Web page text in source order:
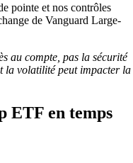
pointe et nos contrôles
de Vanguard Large-
au compte, pas la sécurité
la volatilité peut impacter la
ETF en temps